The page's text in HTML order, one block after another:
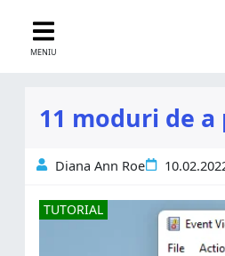
MENIU
11 moduri de
Diana Ann Roe
TUTORIAL